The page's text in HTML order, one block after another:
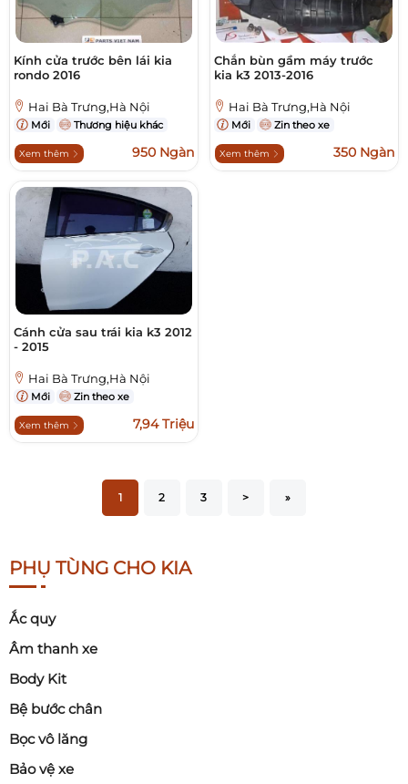
Kính cửa trước bên lái kia
rondo 2016
Hai Bà Trưng,Hà Nội
Mới Thương hiệu khác
Xem thêm 950 Ngàn
Chắn bùn gầm máy trước
kia k3 2013-2016
Hai Bà Trưng,Hà Nội
Mới Zin theo xe
Xem thêm 350 Ngàn
Cánh cửa sau trái kia k3 2012
- 2015
Hai Bà Trưng,Hà Nội
Mới Zin theo xe
Xem thêm 7,94 Triệu
1 2 3 > »
PHỤ TÙNG CHO KIA
Ắc quy
Âm thanh xe
Body Kit
Bệ bước chân
Bọc vô lăng
Bảo vệ xe